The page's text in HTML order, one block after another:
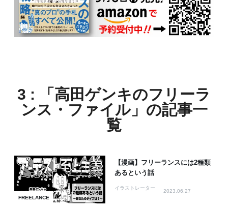
3 : 「高田ゲンキのフリーラ
ンス・ファイル」の記事一
覧
FREELANCE
【漫画】フリーランスには2種類
あるという話
イラストレーター
2023.06.27